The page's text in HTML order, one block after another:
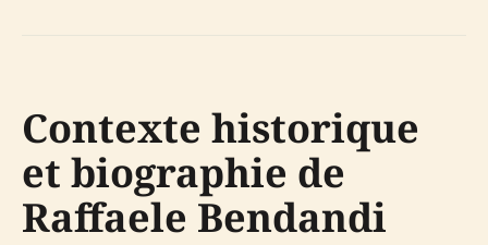
Contexte historique
et biographie de
Raffaele Bendandi